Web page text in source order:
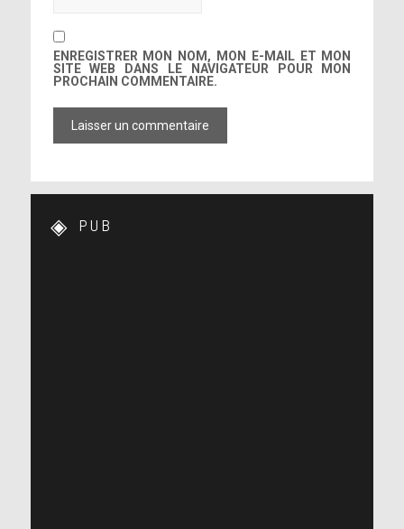
ENREGISTRER MON NOM, MON E-MAIL ET MON
SITE WEB DANS LE NAVIGATEUR POUR MON
PROCHAIN COMMENTAIRE.
PUB